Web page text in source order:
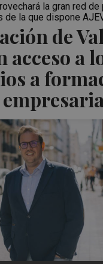
de
acceso a
a
la gran red
de la que dispone